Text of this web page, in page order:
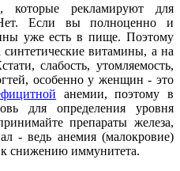
рекламируют для
Если вы полноценно и
уже есть в пище. Поэтому
витамины, а на
слабость, утомляемость,
особенно у женщин - это
анемии, поэтому в
для определения уровня
препараты железа,
- ведь анемия (малокровие)
к снижению иммунитета.